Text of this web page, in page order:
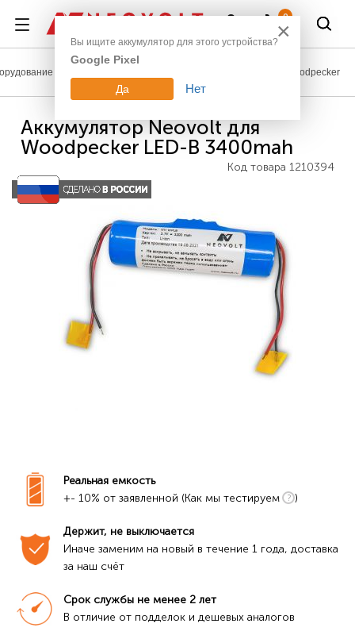
0
Woodpecker
Аккумулятор Neovolt для
Woodpecker LED-B 3400mah
Код товара 1210394
Реальная емкость
+- 10% от заявленной (Как мы тестируем
)
Держит, не выключается
Иначе заменим на новый в течение 1 года, доставка
за наш счёт
Срок службы не менее 2 лет
В отличие от подделок и дешевых аналогов
×
Вы ищите аккумулятор для этого устройства?
Google Pixel
Да Нет